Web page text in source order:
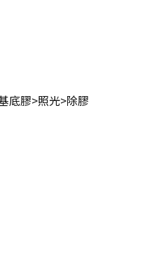
底膠>照光>除膠